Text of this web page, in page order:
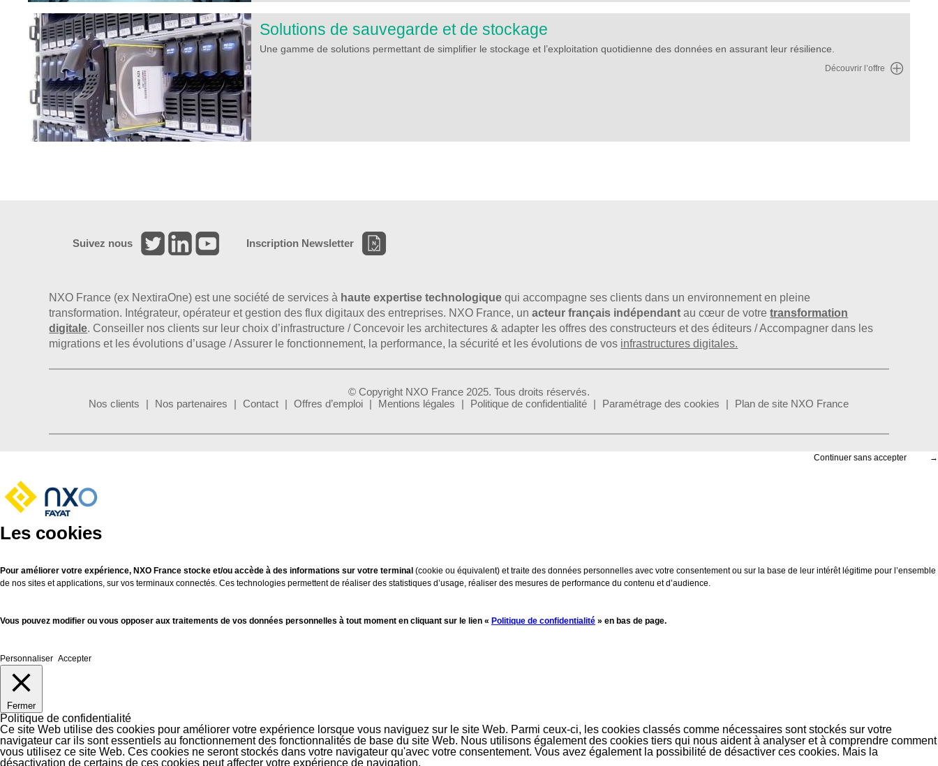
Solutions de sauvegarde et de stockage
Une gamme de solutions permettant de simplifier le stockage et l’exploitation quotidienne des données en assurant leur résilience.
Découvrir l’offre
Suivez nous Inscription Newsletter
NXO France (ex NextiraOne) est une société de services à haute expertise technologique qui accompagne ses clients dans un environnement en pleine
transformation. Intégrateur, opérateur et gestion des flux digitaux des entreprises. NXO France, unacteur français indépendant au cœur de votretransformation
digitale. Conseiller nos clients sur leur choix d’infrastructure / Concevoir les architectures & adapter les offres des constructeurs et des éditeurs / Accompagner dans les
migrations et les évolutions d’usage / Assurer le fonctionnement, la performance, la sécurité et les évolutions de vos infrastructures digitales.
© Copyright NXO France 2025. Tous droits réservés.
Nos clients
Nos partenaires Contact Offres d’emploi Mentions légales Politique de confidentialité Paramétrage des cookies Plan de site NXO France
Continuer sans accepter →
Les cookies
Pour améliorer votre expérience, NXO France stocke et/ou accède à des informations sur votre terminal (cookie ou équivalent) et traite des données personnelles avec votre consentement ou sur la base de leur intérêt légitime pour l’ensemble
de nos sites et applications, sur vos terminaux connectés. Ces technologies permettent de réaliser des statistiques d’usage, réaliser des mesures de performance du contenu et d’audience.
Vous pouvez modifier ou vous opposer aux traitements de vos données personnelles à tout moment en cliquant sur le lien « Politique de confidentialité » en bas de page.
Personnaliser Accepter
Fermer
Politique de confidentialité
Ce site Web utilise des cookies pour améliorer votre expérience lorsque vous naviguez sur le site Web. Parmi ceux-ci, les cookies classés comme nécessaires sont stockés sur votre
navigateur car ils sont essentiels au fonctionnement des fonctionnalités de base du site Web. Nous utilisons également des cookies tiers qui nous aident à analyser et à comprendre comment
vous utilisez ce site Web. Ces cookies ne seront stockés dans votre navigateur qu'avec votre consentement. Vous avez également la possibilité de désactiver ces cookies. Mais la
désactivation de certains de ces cookies peut affecter votre expérience de navigation.